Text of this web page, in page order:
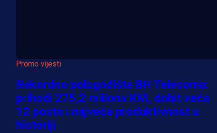
Promo vijesti
Rekordno polugodište BH Telecoma:
prihodi 275,2 miliona KM, dobit veća
12 posto i najveća produktivnost u
historiji